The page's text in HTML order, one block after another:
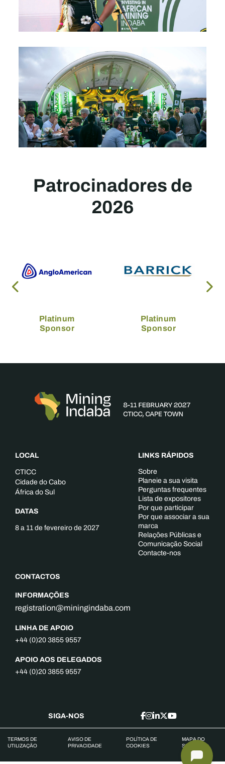
Patrocinadores de
2026
Platinum
Sponsor
Platinum
Sponsor
LOCAL
CTICC
Cidade do Cabo
África do Sul
DATAS
8 a 11 de fevereiro de 2027
CONTACTOS
INFORMAÇÕES
registration@miningindaba.com
LINHA DE APOIO
+44 (0)20 3855 9557
APOIO AOS DELEGADOS
+44 (0)20 3855 9557
LINKS RÁPIDOS
Sobre
Planeie a sua visita
Perguntas frequentes
Lista de expositores
Por que participar
Por que associar a sua
marca
Relações Públicas e
Comunicação Social
Contacte-nos
SIGA-NOS
TERMOS DE
UTILIZAÇÃO
AVISO DE
PRIVACIDADE
POLÍTICA DE
COOKIES
MAPA DO
SITE